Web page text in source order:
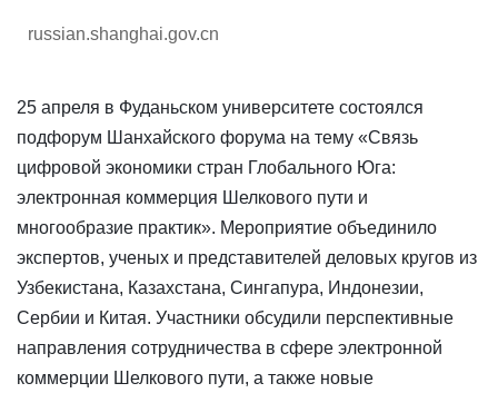
russian.shanghai.gov.cn
25 апреля в Фуданьском университете состоялся
подфорум Шанхайского форума на тему «Связь
цифровой экономики стран Глобального Юга:
электронная коммерция Шелкового пути и
многообразие практик». Мероприятие объединило
экспертов, ученых и представителей деловых кругов из
Узбекистана, Казахстана, Сингапура, Индонезии,
Сербии и Китая. Участники обсудили перспективные
направления сотрудничества в сфере электронной
коммерции Шелкового пути, а также новые